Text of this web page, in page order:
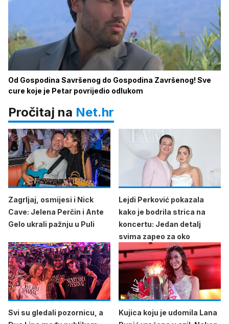
Od Gospodina Savršenog do Gospodina Završenog! Sve
cure koje je Petar povrijedio odlukom
Pročitaj na Net.hr
Zagrljaj, osmijesi i Nick
Cave: Jelena Perčin i Ante
Gelo ukrali pažnju u Puli
Lejdi Perković pokazala
kako je bodrila strica na
koncertu: Jedan detalj
svima zapeo za oko
Svi su gledali pozornicu, a
Kujica koju je udomila Lana